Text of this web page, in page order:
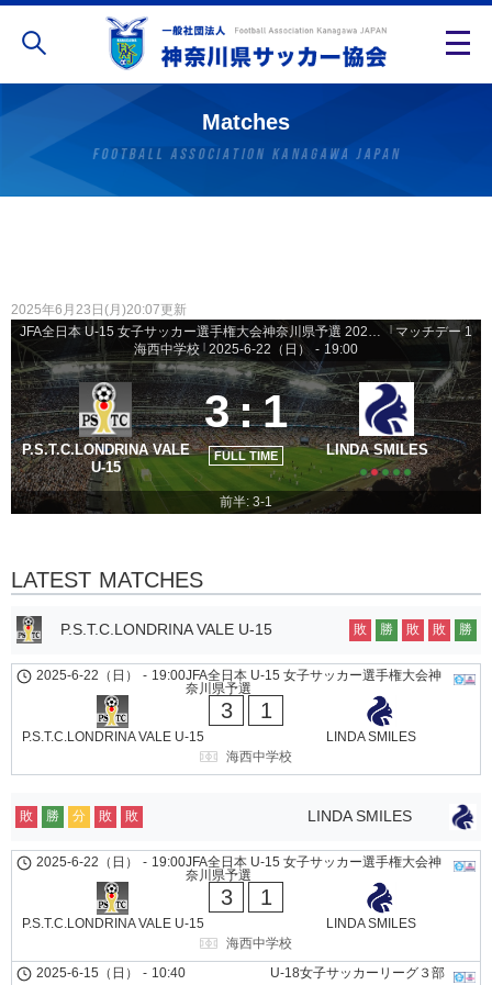
Matches
2025年6月23日(月)20:07更新
マッチデー 1
海西中学校 2025-6-22（日） - 19:00
P.S.T.C.LONDRINA VALE
U-15
3:1
FULL TIME LINDA SMILES
前半: 3-1
LATEST MATCHES
P.S.T.C.LONDRINA VALE U-15 敗 勝 敗 敗 勝
JFA全日本 U-15 女子サッカー選手権大会神
奈川県予選
2025-6-22（日） - 19:00
P.S.T.C.LONDRINA VALE U-15
3 1
LINDA SMILES
海西中学校
LINDA SMILES
敗 勝 分 敗 敗
JFA全日本 U-15 女子サッカー選手権大会神
奈川県予選
2025-6-22（日） - 19:00
P.S.T.C.LONDRINA VALE U-15
3 1
LINDA SMILES
海西中学校
U-18女子サッカーリーグ３部
2025-6-15（日） - 10:40